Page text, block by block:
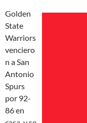
Golden
State
Warriors
venciero
n a San
Antonio
Spurs
por 92-
86 en